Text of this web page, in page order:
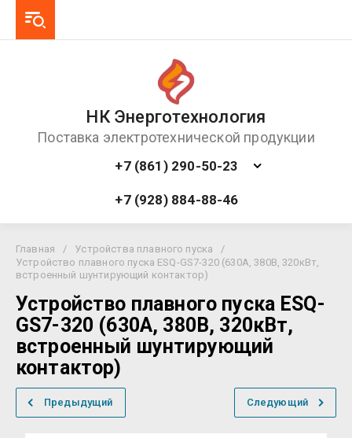
НК Энерготехнология
Поставка электротехнической продукции
+7 (861) 290-50-23
+7 (928) 884-88-46
Главная / Устройства плавного пуска
/
Устройство плавного пуска ESQ-GS7-320 (630А, 380В, 320кВт,
встроенный шунтирующий контактор)
Устройство плавного пуска ESQ-
GS7-320 (630А, 380В, 320кВт,
встроенный шунтирующий
контактор)
Предыдущий Следующий